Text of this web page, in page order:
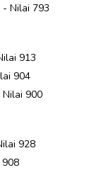
- Nilai 793
913
904
Nilai 900
928
908